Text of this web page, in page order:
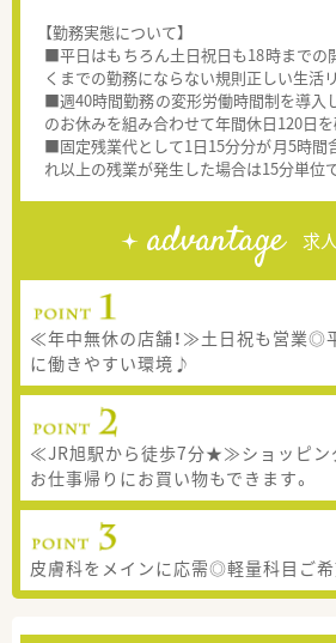
【勤務実態について】
■平日はもちろん土日祝日も18時までの
くまでの勤務にならない規則正しい生活
■週40時間勤務の変形労働時間制を導入
のお休みを組み合わせて年間休日120日を
■固定残業代として1日15分分が月5時間
れ以上の残業が発生した場合は15分単位
advantage 求
≪年中無休の店舗！≫土日祝も営業◎
に働きやすい環境♪
≪JR旭駅から徒歩7分★≫ショッピン
お仕事帰りにお買い物もできます。
皮膚科をメインに応需◎軽量科目ご